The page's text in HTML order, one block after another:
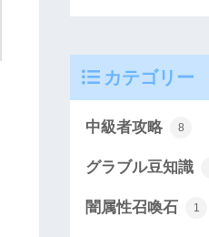
カテゴリー
中級者攻略 8
グラブル豆知識
闇属性召喚石 1